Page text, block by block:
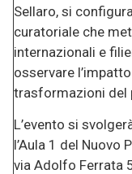
Sellaro, si
curatoriale che
internazionali e
osservare
trasformazioni del
L’evento si
l’Aula 1 del Nuovo
via Adolfo Ferrata